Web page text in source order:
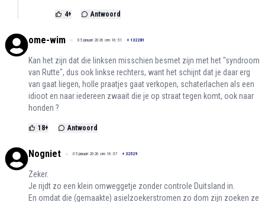
4+ Antwoord
ome-wim 05 januari 2026 om 16:51 + 132281
Kan het zijn dat die linksen misschien besmet zijn met het "syndroom
van Rutte", dus ook linkse rechters, want het schijnt dat je daar erg
van gaat liegen, holle praatjes gaat verkopen, schaterlachen als een
idioot en naar iedereen zwaait die je op straat tegen komt, ook naar
honden ?
18+ Antwoord
Nogniet 05 januari 2026 om 16:37 + 32529
Zeker.
Je rijdt zo een klein omweggetje zonder controle Duitsland in.
En omdat die (gemaakte) asielzoekerstromen zo dom zijn zoeken ze